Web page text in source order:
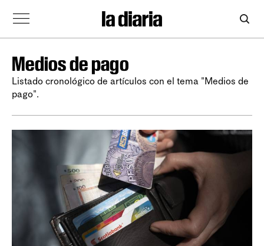
Medios de pago
Listado cronológico de artículos con el tema "Medios de
pago".